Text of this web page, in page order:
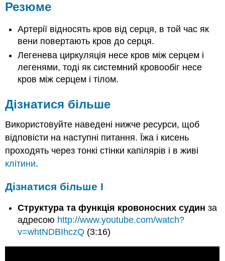
Резюме
Артерії відносять кров від серця, в той час як
вени повертають кров до серця.
Легенева циркуляція несе кров між серцем і
легенями, тоді як системний кровообіг несе
кров між серцем і тілом.
Дізнатися більше
Використовуйте наведені нижче ресурси, щоб
відповісти на наступні питання. Їжа і кисень
проходять через тонкі стінки капілярів і в живі
клітини.
Дізнатися більше I
Структура та функція кровоносних судин за
адресою http://www.youtube.com/watch?
v=whtNDBIhczQ (3:16)